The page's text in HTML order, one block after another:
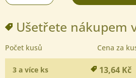
Ušetřete nákupem
Počet kusů Cena za
3 a více ks 13,64 Kč